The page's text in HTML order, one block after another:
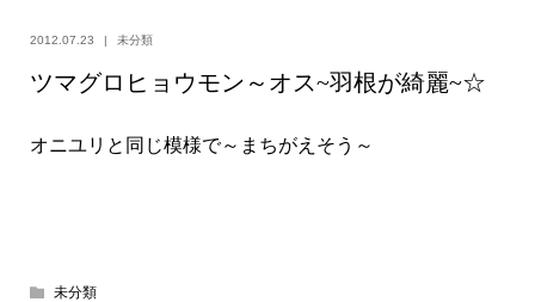
2012.07.23 未分類
ツマグロヒョウモン～オス~羽根が綺麗~☆
オニユリと同じ模様で～まちがえそう～
未分類